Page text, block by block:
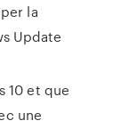
la
Update
10 et que
une